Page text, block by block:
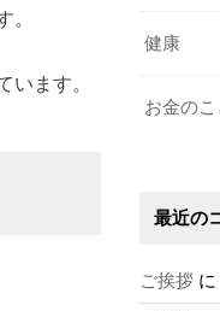
。
ます。
健康
お金のこ
最近の
ご挨拶 に